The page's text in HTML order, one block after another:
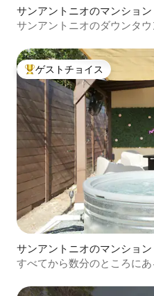
サンアントニオのマンション
サンアントニオのダウンタ
大好評のゲストチョイスです。
ゲストチョイス
サンアントニオのマンション
すべてから数分のところに